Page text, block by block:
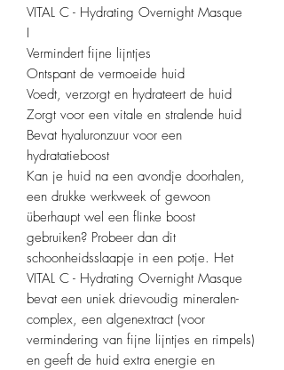
VITAL C - Hydrating Overnight Masque
I
Vermindert fijne lijntjes
Ontspant de vermoeide huid
Voedt, verzorgt en hydrateert de huid
Zorgt voor een vitale en stralende huid
Bevat hyaluronzuur voor een
hydratatieboost
Kan je huid na een avondje doorhalen,
een drukke werkweek of gewoon
überhaupt wel een flinke boost
gebruiken? Probeer dan dit
schoonheidsslaapje in een potje. Het
VITAL C - Hydrating Overnight Masque
bevat een uniek drievoudig mineralen-
complex, een algenextract (voor
vermindering van fijne lijntjes en rimpels)
en geeft de huid extra energie en